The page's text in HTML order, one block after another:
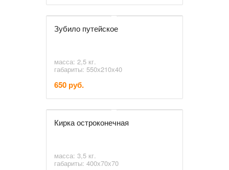
Зубило путейское
масса: 2,5 кг.
габариты: 550х210х40
650 руб.
Кирка остроконечная
масса: 3,5 кг.
габариты: 400х70х70